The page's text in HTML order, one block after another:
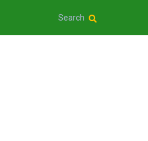
Search